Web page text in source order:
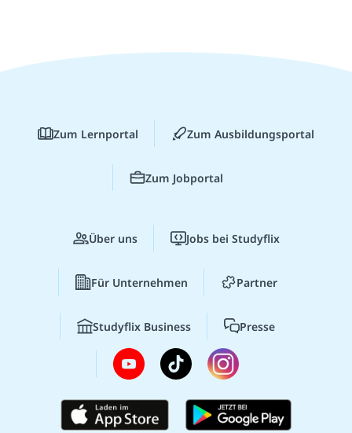
Zum Lernportal Zum Ausbildungsportal
Zum Jobportal
Über uns Jobs bei Studyflix
Für Unternehmen Partner
Studyflix Business Presse